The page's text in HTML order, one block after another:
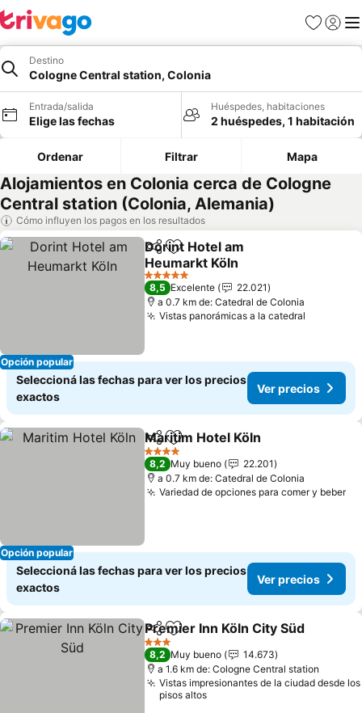
Favoritos
Iniciar
Destino
Cologne Central station, Colonia
Entrada/salida
Elige las fechas
Huéspedes, habitaciones
2 huéspedes, 1 habitación
Ordenar Filtrar Mapa
Alojamientos en Colonia cerca de Cologne
Central station (Colonia, Alemania)
Cómo influyen los pagos en los resultados
Opción popular
CompartirAñadir a favoritos
Dorint Hotel am
Heumarkt Köln
Ver precios
5 Estrellas
8,5 Excelente
22.021
a 0.7 km de: Catedral de Colonia
Vistas panorámicas a la catedral
Seleccioná las fechas para ver los precios
exactos
Ver precios
Opción popular
CompartirAñadir a favoritos
Maritim Hotel Köln
4 Estrellas
8,2 Muy bueno
22.201
a 0.7 km de: Catedral de Colonia
Variedad de opciones para comer y beber
Seleccioná las fechas para ver los precios
exactos
Ver precios
CompartirAñadir a favoritos
Premier Inn Köln City Süd
3 Estrellas
8,2 Muy bueno
14.673
a 1.6 km de: Cologne Central station
Vistas impresionantes de la ciudad desde los
pisos altos